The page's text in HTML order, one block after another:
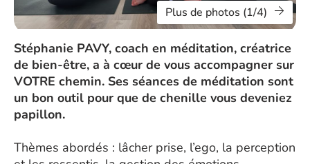
Plus de photos (1/4)
Stéphanie PAVY, coach en méditation, créatrice
de bien-être, a à cœur de vous accompagner sur
VOTRE chemin. Ses séances de méditation sont
un bon outil pour que de chenille vous deveniez
papillon.
Thèmes abordés : lâcher prise, l’ego, la perception